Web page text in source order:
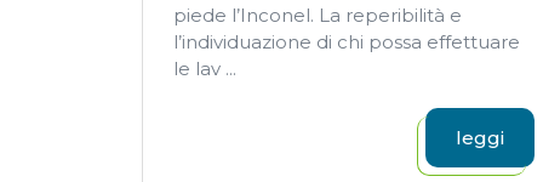
piede l’Inconel. La reperibilità e
l’individuazione di chi possa effettuare
le lav ...
leggi